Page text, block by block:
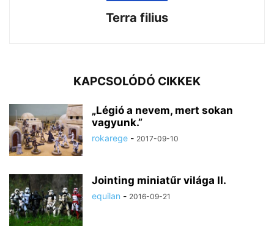
Terra filius
KAPCSOLÓDÓ CIKKEK
„Légió a nevem, mert sokan
vagyunk.”
rokarege - 2017-09-10
Jointing miniatűr világa II.
equilan - 2016-09-21